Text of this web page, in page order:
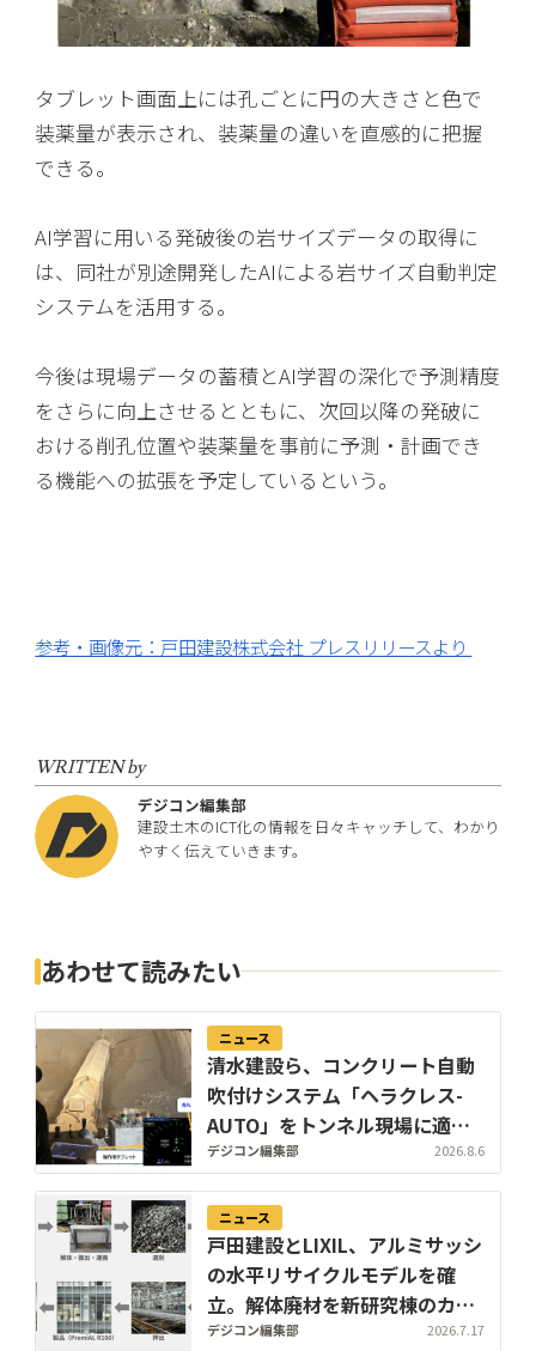
タブレット画面上には孔ごとに円の大きさと色で
装薬量が表示され、装薬量の違いを直感的に把握
できる。
AI学習に用いる発破後の岩サイズデータの取得に
は、同社が別途開発したAIによる岩サイズ自動判定
システムを活用する。
今後は現場データの蓄積とAI学習の深化で予測精度
をさらに向上させるとともに、次回以降の発破に
おける削孔位置や装薬量を事前に予測・計画でき
る機能への拡張を予定しているという。
参考・画像元：戸田建設株式会社 プレスリリースより
WRITTEN by
デジコン編集部
建設土木のICT化の情報を日々キャッチして、わかり
やすく伝えていきます。
あわせて読みたい
ニュース
清水建設ら、コンクリート自動
吹付けシステム「ヘラクレス-
AUTO」をトンネル現場に適
用。粉じんの中でも吹付け厚を
計測し、均質な自動吹付けを実
現
デジコン編集部 2026.8.6
ニュース
戸田建設とLIXIL、アルミサッシ
の水平リサイクルモデルを確
立。解体廃材を新研究棟のカー
テンウォールへ再生
デジコン編集部 2026.7.17